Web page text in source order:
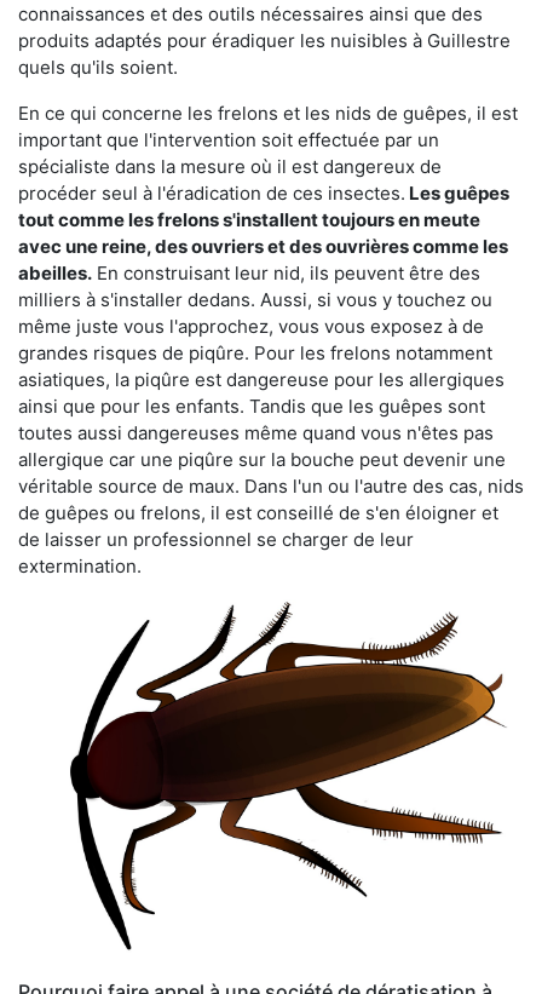
connaissances et des outils nécessaires ainsi que des
produits adaptés pour éradiquer les nuisibles à Guillestre
quels qu'ils soient.
En ce qui concerne les frelons et les nids de guêpes, il est
important que l'intervention soit effectuée par un
spécialiste dans la mesure où il est dangereux de
procéder seul à l'éradication de ces insectes. Les guêpes
tout comme les frelons s'installent toujours en meute
avec une reine, des ouvriers et des ouvrières comme les
abeilles. En construisant leur nid, ils peuvent être des
milliers à s'installer dedans. Aussi, si vous y touchez ou
même juste vous l'approchez, vous vous exposez à de
grandes risques de piqûre. Pour les frelons notamment
asiatiques, la piqûre est dangereuse pour les allergiques
ainsi que pour les enfants. Tandis que les guêpes sont
toutes aussi dangereuses même quand vous n'êtes pas
allergique car une piqûre sur la bouche peut devenir une
véritable source de maux. Dans l'un ou l'autre des cas, nids
de guêpes ou frelons, il est conseillé de s'en éloigner et
de laisser un professionnel se charger de leur
extermination.